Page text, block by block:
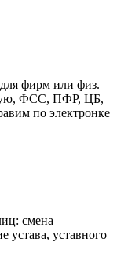
фирм или физ.
ФСС, ПФР, ЦБ,
по электронке
смена
устава, уставного